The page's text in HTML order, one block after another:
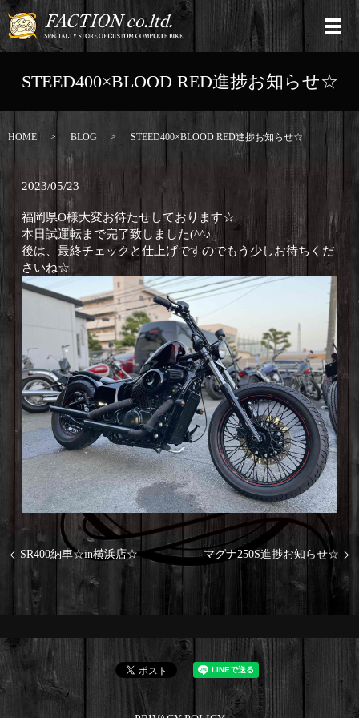
STEED400×BLOOD RED進捗お知らせ☆
HOME BLOG STEED400×BLOOD RED進捗お知らせ☆
2023/05/23
福岡県O様大変お待たせしております☆
本日試運転まで完了致しました(^^♪
後は、最終チェックと仕上げですのでもう少しお待ちくだ
さいね☆
SR400納車☆in横浜店☆ マグナ250S進捗お知らせ☆